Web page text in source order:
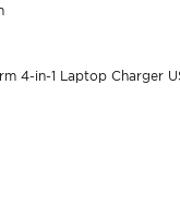
4-in-1 Laptop Charger